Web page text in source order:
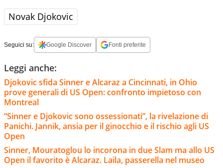
Novak Djokovic
Seguici su: Google Discover Fonti preferite
Leggi anche:
Djokovic sfida Sinner e Alcaraz a Cincinnati, in Ohio
prove generali di US Open: confronto impietoso con
Montreal
“Sinner e Djokovic sono ossessionati”, la rivelazione di
Panichi. Jannik, ansia per il ginocchio e il rischio agli US
Open
Sinner, Mouratoglou lo incorona in due Slam ma allo US
Open il favorito è Alcaraz. Laila, passerella nel museo